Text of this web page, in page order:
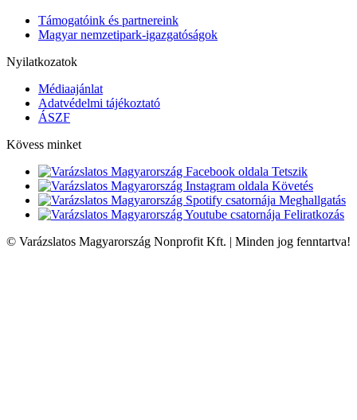
Támogatóink és partnereink
Magyar nemzetipark-igazgatóságok
Nyilatkozatok
Médiaajánlat
Adatvédelmi tájékoztató
ÁSZF
Kövess minket
Tetszik
Követés
Meghallgatás
Feliratkozás
© Varázslatos Magyarország Nonprofit Kft. | Minden jog fenntartva!